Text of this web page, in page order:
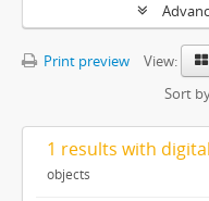
Print preview
View:
Sort
1 results with
objects